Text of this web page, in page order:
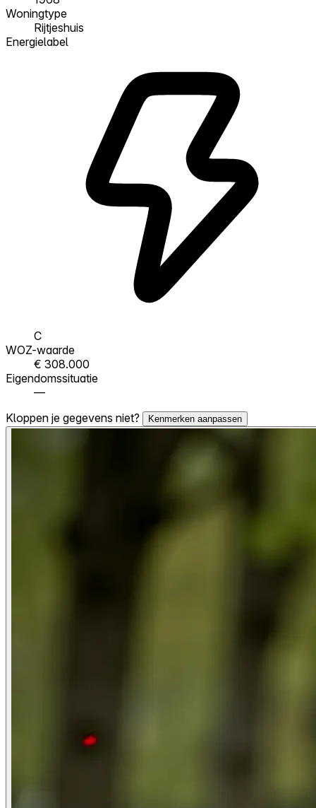
Woningtype
Rijtjeshuis
Energielabel
C
WOZ-waarde
€ 308.000
Eigendomssituatie
—
Kloppen je gegevens niet?
Kenmerken aanpassen